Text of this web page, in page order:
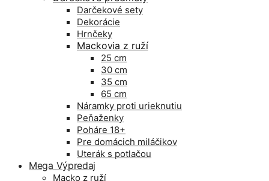
Darčekové sety
Dekorácie
Hrnčeky
Mackovia z ruží
25 cm
30 cm
35 cm
65 cm
Náramky proti urieknutiu
Peňaženky
Poháre 18+
Pre domácich miláčikov
Uterák s potlačou
Mega Výpredaj
Macko z ruží